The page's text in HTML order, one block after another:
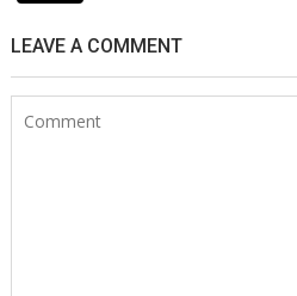
LEAVE A COMMENT